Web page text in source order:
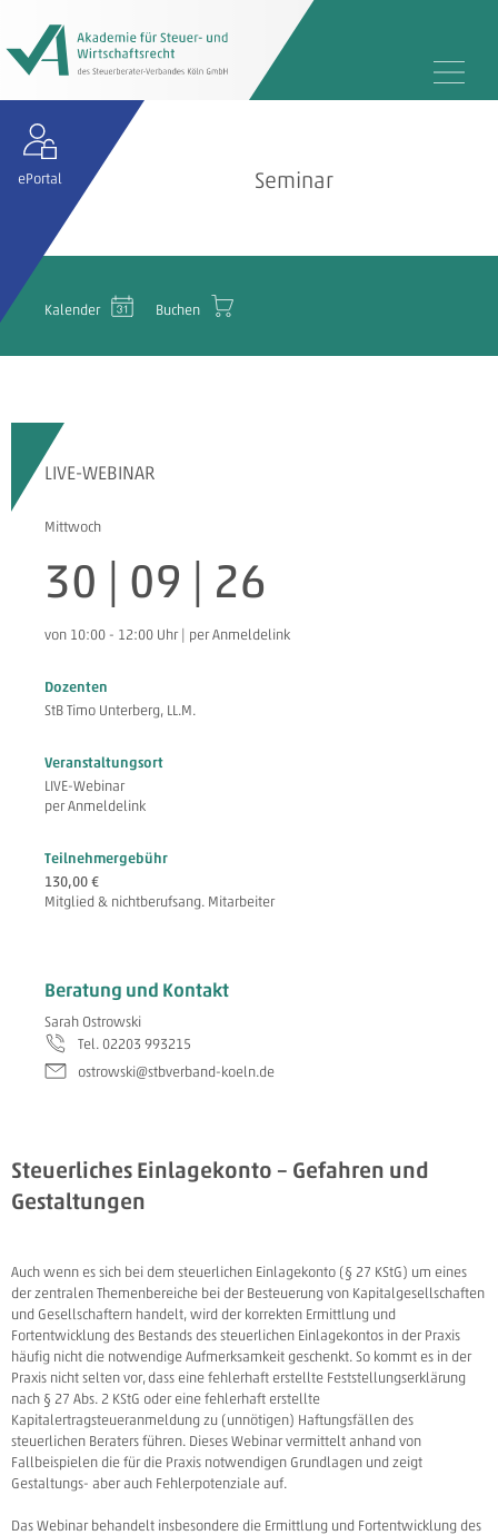
ePortal Seminar
Kalender Buchen
LIVE-WEBINAR
Mittwoch
30 | 09 | 26
von 10:00 - 12:00 Uhr | per Anmeldelink
Dozenten
StB Timo Unterberg, LL.M.
Veranstaltungsort
LIVE-Webinar
per Anmeldelink
Teilnehmergebühr
130,00 €
Mitglied & nichtberufsang. Mitarbeiter
Beratung und Kontakt
Sarah Ostrowski
Tel. 02203 993215
ostrowski@stbverband-koeln.de
Steuerliches Einlagekonto – Gefahren und
Gestaltungen
Auch wenn es sich bei dem steuerlichen Einlagekonto (§ 27 KStG) um eines
der zentralen Themenbereiche bei der Besteuerung von Kapitalgesellschaften
und Gesellschaftern handelt, wird der korrekten Ermittlung und
Fortentwicklung des Bestands des steuerlichen Einlagekontos in der Praxis
häufig nicht die notwendige Aufmerksamkeit geschenkt. So kommt es in der
Praxis nicht selten vor, dass eine fehlerhaft erstellte Feststellungserklärung
nach § 27 Abs. 2 KStG oder eine fehlerhaft erstellte
Kapitalertragsteueranmeldung zu (unnötigen) Haftungsfällen des
steuerlichen Beraters führen. Dieses Webinar vermittelt anhand von
Fallbeispielen die für die Praxis notwendigen Grundlagen und zeigt
Gestaltungs- aber auch Fehlerpotenziale auf.
Das Webinar behandelt insbesondere die Ermittlung und Fortentwicklung des